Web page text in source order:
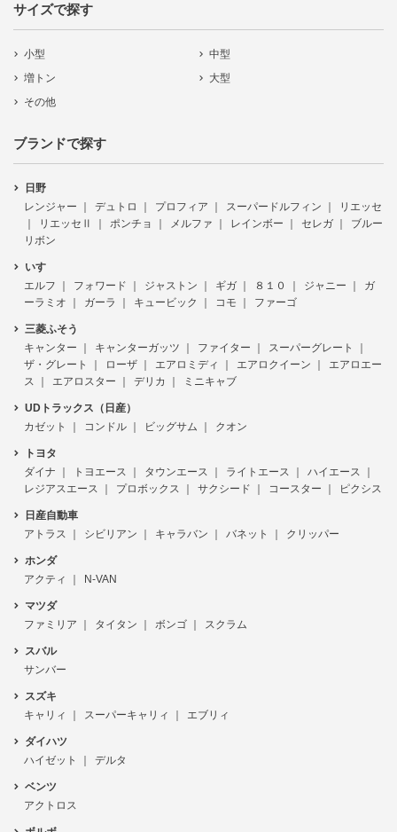
サイズで探す
小型
中型
増トン
大型
その他
ブランドで探す
日野
レンジャー
デュトロ プロフィア スーパードルフィン
リエッセ
リエッセⅡ
ポンチョ メルファ レインボー セレガ
ブルー
リボン
いすゞ
エルフ
フォワード ジャストン ギガ ８１０ ジャニー
ガ
ーラミオ
ガーラ キュービック コモ ファーゴ
三菱ふそう
キャンター
キャンターガッツ ファイター
スーパーグレート
ザ・グレート
ローザ エアロミディ エアロクイーン
エアロエー
ス
エアロスター デリカ ミニキャブ
UDトラックス（日産）
カゼット
コンドル ビッグサム クオン
トヨタ
ダイナ
トヨエース タウンエース ライトエース
ハイエース
レジアスエース
プロボックス サクシード コースター ピクシス
日産自動車
アトラス
シビリアン キャラバン バネット クリッパー
ホンダ
アクティ
N-VAN
マツダ
ファミリア
タイタン ボンゴ スクラム
スバル
サンバー
スズキ
キャリィ
スーパーキャリィ エブリィ
ダイハツ
ハイゼット
デルタ
ベンツ
アクトロス